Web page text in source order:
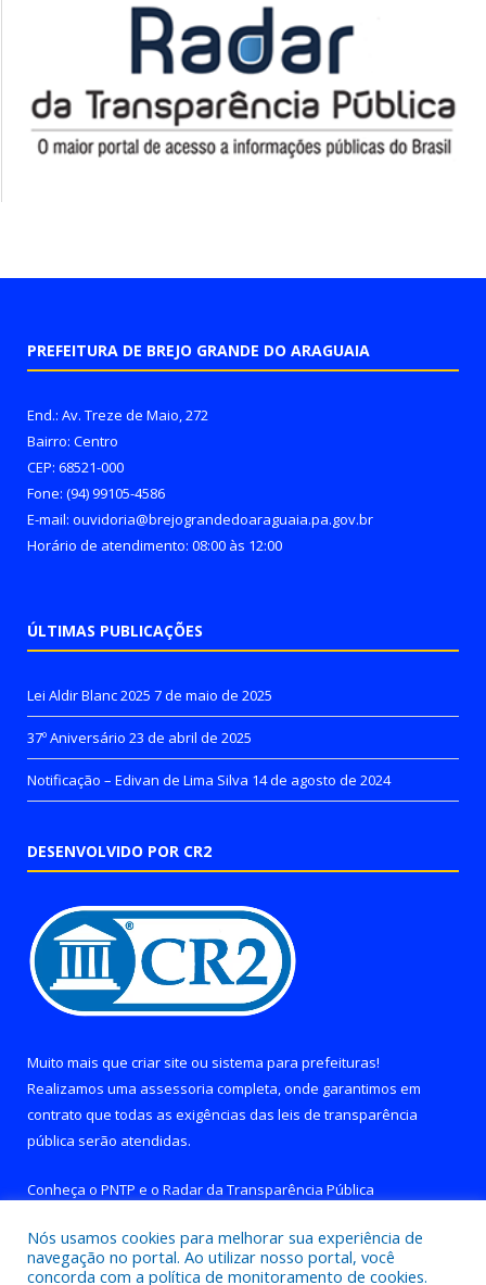
PREFEITURA DE BREJO GRANDE DO ARAGUAIA
End.: Av. Treze de Maio, 272
Bairro: Centro
CEP: 68521-000
Fone: (94) 99105-4586
E-mail: ouvidoria@brejograndedoaraguaia.pa.gov.br
Horário de atendimento: 08:00 às 12:00
ÚLTIMAS PUBLICAÇÕES
Lei Aldir Blanc 2025 7 de maio de 2025
37º Aniversário 23 de abril de 2025
Notificação – Edivan de Lima Silva 14 de agosto de 2024
DESENVOLVIDO POR CR2
Muito mais que criar site ou sistema para prefeituras!
Realizamos uma assessoria completa, onde garantimos em
contrato que todas as exigências das leis de transparência
pública serão atendidas.
Conheça o PNTP e o Radar da Transparência Pública
Nós usamos cookies para melhorar sua experiência de
navegação no portal. Ao utilizar nosso portal, você
concorda com a política de monitoramento de cookies.